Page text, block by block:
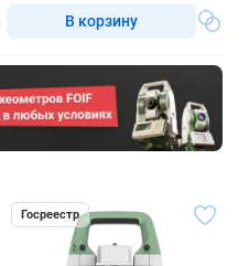
В корзину
Госреестр